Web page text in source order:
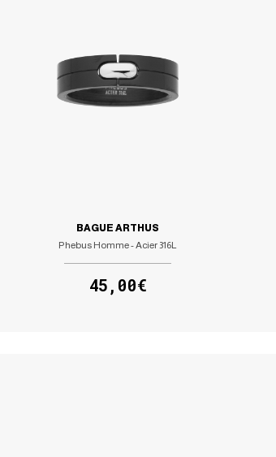
BAGUE ARTHUS
Phebus Homme - Acier 316L
45,00€